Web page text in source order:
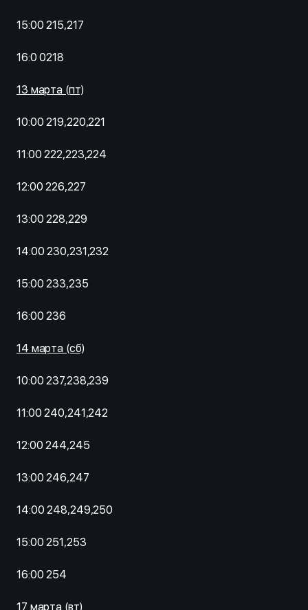
15:00 215,217
16:0 0218
13 марта (пт)
10:00 219,220,221
11:00 222,223,224
12:00 226,227
13:00 228,229
14:00 230,231,232
15:00 233,235
16:00 236
14 марта (сб)
10:00 237,238,239
11:00 240,241,242
12:00 244,245
13:00 246,247
14:00 248,249,250
15:00 251,253
16:00 254
17 марта (вт)